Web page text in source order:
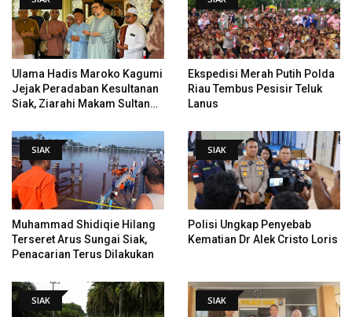
Ulama Hadis Maroko Kagumi
Jejak Peradaban Kesultanan
Siak, Ziarahi Makam Sultan
Ekspedisi Merah Putih Polda
Riau Tembus Pesisir Teluk
Lanus
SIAK
Muhammad Shidiqie Hilang
Terseret Arus Sungai Siak,
Penacarian Terus Dilakukan
SIAK
Polisi Ungkap Penyebab
Kematian Dr Alek Cristo Loris
SIAK SIAK